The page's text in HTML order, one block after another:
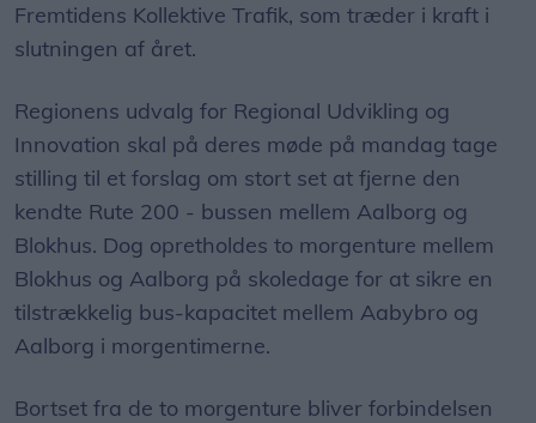
Fremtidens Kollektive Trafik, som træder i kraft i
slutningen af året.
Regionens udvalg for Regional Udvikling og
Innovation skal på deres møde på mandag tage
stilling til et forslag om stort set at fjerne den
kendte Rute 200 - bussen mellem Aalborg og
Blokhus. Dog opretholdes to morgenture mellem
Blokhus og Aalborg på skoledage for at sikre en
tilstrækkelig bus-kapacitet mellem Aabybro og
Aalborg i morgentimerne.
Bortset fra de to morgenture bliver forbindelsen